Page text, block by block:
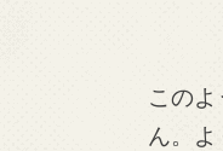
この
ん。